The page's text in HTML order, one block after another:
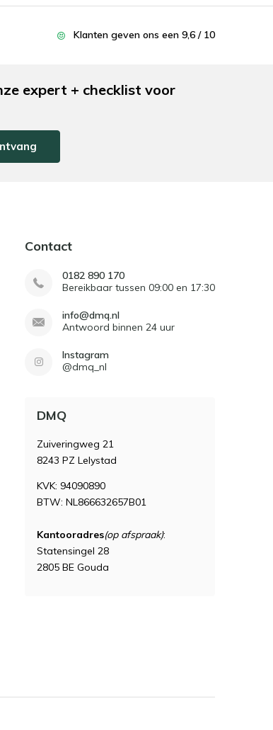
Klanten geven ons een 9,6 / 10
expert + checklist voor
Contact
0182 890 170
Bereikbaar tussen 09:00 en 17:30
info@dmq.nl
Antwoord binnen 24 uur
Instagram
@dmq_nl
DMQ
Zuiveringweg 21
8243 PZ Lelystad
KVK: 94090890
BTW: NL866632657B01
Kantooradres(op afspraak):
Statensingel 28
2805 BE Gouda